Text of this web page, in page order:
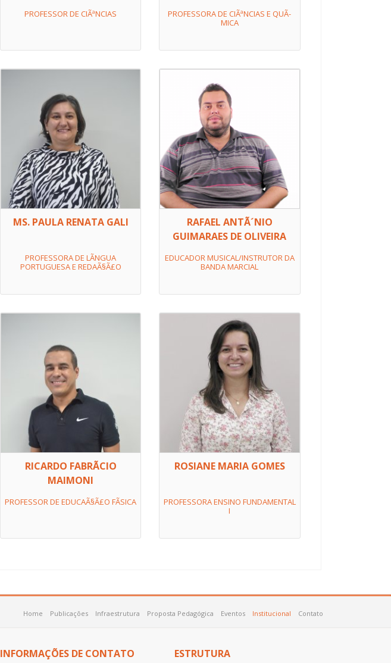
PROFESSOR DE CIÃªNCIAS
PROFESSORA DE CIÃªNCIAS E QUÃ­
MICA
MS. PAULA RENATA GALI
PROFESSORA DE LÃ­NGUA
PORTUGUESA E REDAÃ§Ã£O
RAFAEL ANTÃ´NIO
GUIMARAES DE OLIVEIRA
EDUCADOR MUSICAL/INSTRUTOR DA
BANDA MARCIAL
RICARDO FABRÃ­CIO
MAIMONI
PROFESSOR DE EDUCAÃ§Ã£O FÃ­SICA
ROSIANE MARIA GOMES
PROFESSORA ENSINO FUNDAMENTAL
I
Home Publicações Infraestrutura Proposta Pedagógica Eventos Institucional Contato
INFORMAÇÕES DE CONTATO ESTRUTURA